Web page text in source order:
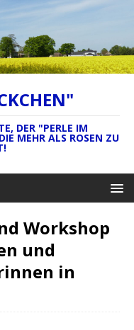
DER "PERLE IM
MEHR ALS ROSEN ZU
Workshop
und
in